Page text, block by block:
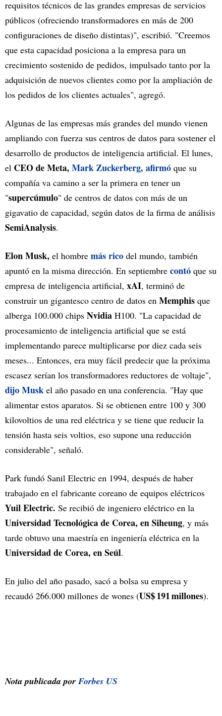
requisitos técnicos de las grandes empresas de servicios
públicos (ofreciendo transformadores en más de 200
configuraciones de diseño distintas)", escribió. "Creemos
que esta capacidad posiciona a la empresa para un
crecimiento sostenido de pedidos, impulsado tanto por la
adquisición de nuevos clientes como por la ampliación de
los pedidos de los clientes actuales", agregó.
Algunas de las empresas más grandes del mundo vienen
ampliando con fuerza sus centros de datos para sostener el
desarrollo de productos de inteligencia artificial. El lunes,
el CEO de Meta, Mark Zuckerberg, afirmó que su
compañía va camino a ser la primera en tener un
"supercúmulo" de centros de datos con más de un
gigavatio de capacidad, según datos de la firma de análisis
SemiAnalysis.
Elon Musk, el hombre más rico del mundo, también
apuntó en la misma dirección. En septiembre contó que su
empresa de inteligencia artificial, xAI, terminó de
construir un gigantesco centro de datos en Memphis que
alberga 100.000 chips Nvidia H100. "La capacidad de
procesamiento de inteligencia artificial que se está
implementando parece multiplicarse por diez cada seis
meses... Entonces, era muy fácil predecir que la próxima
escasez serían los transformadores reductores de voltaje",
dijo Musk el año pasado en una conferencia. "Hay que
alimentar estos aparatos. Si se obtienen entre 100 y 300
kilovoltios de una red eléctrica y se tiene que reducir la
tensión hasta seis voltios, eso supone una reducción
considerable", señaló.
Park fundó Sanil Electric en 1994, después de haber
trabajado en el fabricante coreano de equipos eléctricos
Yuil Electric. Se recibió de ingeniero eléctrico en la
Universidad Tecnológica de Corea, en Siheung, y más
tarde obtuvo una maestría en ingeniería eléctrica en la
Universidad de Corea, en Seúl.
En julio del año pasado, sacó a bolsa su empresa y
recaudó 266.000 millones de wones (US$ 191 millones).
Nota publicada porForbes US